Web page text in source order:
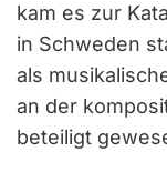
kam es zur
in Schweden
als
an der
beteiligt